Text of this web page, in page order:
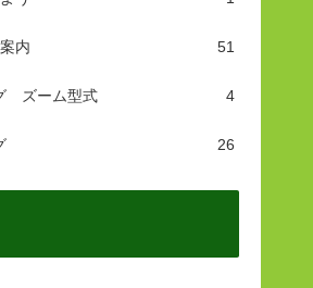
内 51
ズーム型式 4
26